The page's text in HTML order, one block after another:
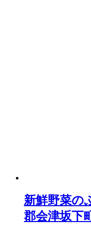
新鮮野菜の
郡会津坂下